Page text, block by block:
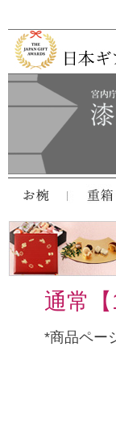
通常
*商品ペー